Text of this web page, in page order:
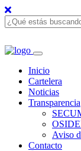
Inicio
Cartelera
Noticias
Transparencia
Aviso
Contacto